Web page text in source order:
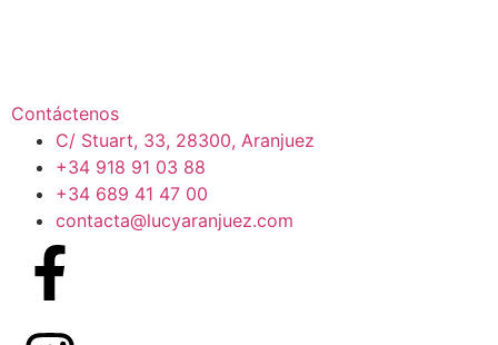
Contáctenos
C/ Stuart, 33, 28300, Aranjuez
+34 918 91 03 88
+34 689 41 47 00
contacta@lucyaranjuez.com